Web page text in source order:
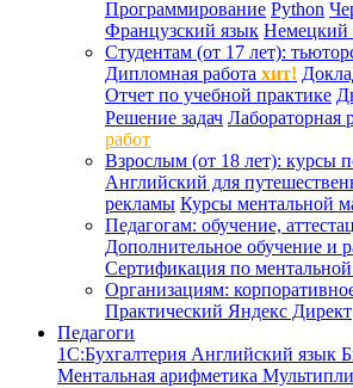
Программирование Python
Французский язык Немецкий
Студентам (от 17 лет):
Дипломная работа хит!
Отчет по учебной практике
Решение задач Лабораторная
работ
Взрослым (от 18 лет): курсы
Английский для
рекламы Курсы ментальной
Педагогам: обучение,
Дополнительное обучение и
Сертификация по
Организациям:
Практический Яндекс Директ
Педагоги
1С:Бухгалтерия Английский язык
Ментальная арифметика